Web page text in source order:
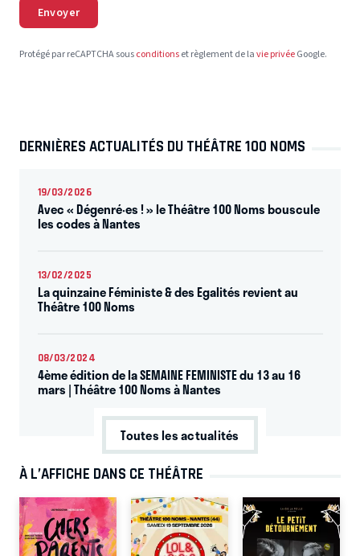
Envoyer
Protégé par reCAPTCHA sousconditionset règlement de lavie privéeGoogle.
DERNIÈRES ACTUALITÉS DU THÉÂTRE 100 NOMS
19/03/2026
Avec « Dégenré·es ! » le Théâtre 100 Noms bouscule
les codes à Nantes
13/02/2025
La quinzaine Féministe & des Egalités revient au
Théâtre 100 Noms
08/03/2024
4ème édition de la SEMAINE FEMINISTE du 13 au 16
mars | Théâtre 100 Noms à Nantes
Toutes les actualités
À L’AFFICHE DANS CE THÉÂTRE